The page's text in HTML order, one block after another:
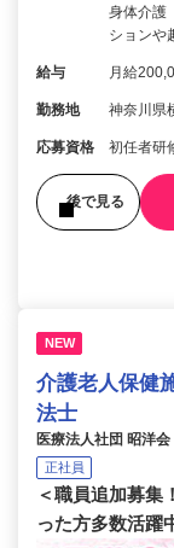
身体介護
ション
給与 月給
勤務地 神奈川県
応募資格 初任者研
後で見る
NEW
介護老人保健
法士
医療法人社団 昭洋
正社員
＜職員追加募集
った方多数活躍